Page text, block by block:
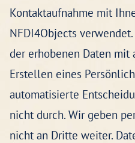
Kontaktaufnahme mit
NFDI4Objects
der erhobenen Daten mit
Erstellen eines
automatisierte
nicht durch. Wir geben
nicht an Dritte weiter.